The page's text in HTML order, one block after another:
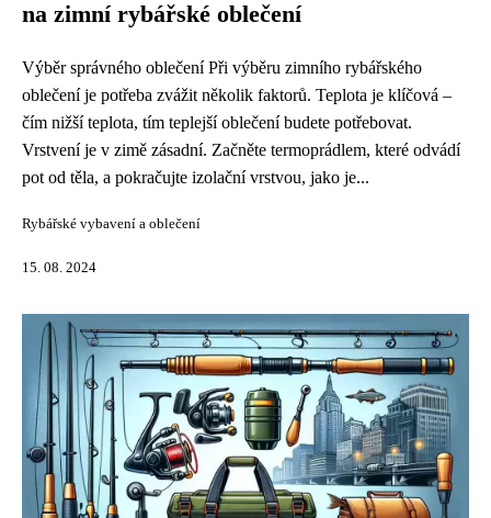
na zimní rybářské oblečení
Výběr správného oblečení Při výběru zimního rybářského
oblečení je potřeba zvážit několik faktorů. Teplota je klíčová –
čím nižší teplota, tím teplejší oblečení budete potřebovat.
Vrstvení je v zimě zásadní. Začněte termoprádlem, které odvádí
pot od těla, a pokračujte izolační vrstvou, jako je...
Rybářské vybavení a oblečení
15. 08. 2024